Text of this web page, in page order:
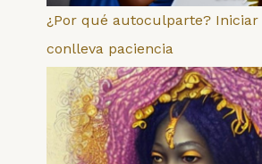
¿Por qué autoculparte?
conlleva paciencia